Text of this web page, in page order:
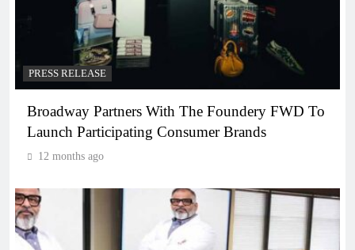
PRESS RELEASE
Broadway Partners With The Foundery FWD To
Launch Participating Consumer Brands
12 months ago